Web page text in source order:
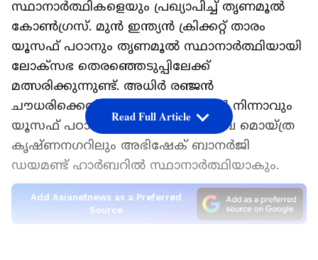
സ്ഥാനാര്‍ത്ഥികളെയും പ്രഖ്യാപിച്ച് തൃണമൂല്‍
കോണ്‍ഗ്രസ്. മുൻ ഇന്ത്യൻ ക്രിക്കറ്റ് താരം
യൂസഫ് പഠാനും തൃണമൂല്‍ സ്ഥാനാർ‍ത്ഥിയായി
ലോക്സഭ തെരഞ്ഞെടുപ്പിലേക്ക്
മത്സരിക്കുന്നുണ്ട്. അധിർ രഞ്ജൻ
ചൗധരിക്കെതിരെ ബെഹ്റാംപൂരില്‍ നിന്നാവും
യൂസഫ് പഠാന്‍ മത്സരിക്കുക. മഹുവ മൊയ്ത്ര
കൃഷ്ണനഗറിലും അഭിഷേക് ബാനര്‍ജി
ഡയമണ്ട് ഹാര്‍ബറില്‍ സ്ഥാനാര്‍ത്ഥിയാകും.
Add Asianetnews as a Preferred
Source
Read Full Article